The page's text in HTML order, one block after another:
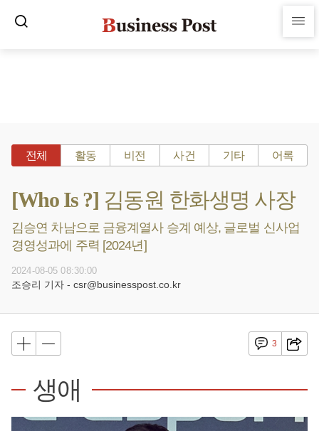
전체 활동 비전 사건 기타 어록
[Who Is ?] 김동원 한화생명 사장
김승연 차남으로 금융계열사 승계 예상, 글로벌 신사업
경영성과에 주력 [2024년]
2024-08-05 08:30:00
조승리 기자 - csr@businesspost.co.kr
3
생애